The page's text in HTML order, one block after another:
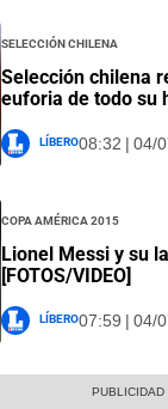
Selección Chilena
Selección chilena
euforia de todo su
Líbero08:32 | 04/
Copa América 2015
Lionel Messi y su
[FOTOS/VIDEO]
Líbero07:59 | 04/